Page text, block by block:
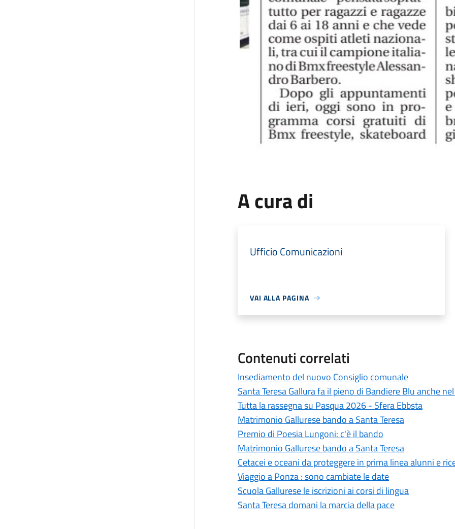
A cura di
Ufficio Comunicazioni
VAI ALLA PAGINA
Contenuti correlati
Insediamento del nuovo Consiglio comunale
Santa Teresa Gallura fa il pieno di Bandiere Blu anche
Tutta la rassegna su Pasqua 2026 - Sfera Ebbsta
Matrimonio Gallurese bando a Santa Teresa
Premio di Poesia Lungoni: c'è il bando
Matrimonio Gallurese bando a Santa Teresa
Cetacei e oceani da proteggere in prima linea alunni e
Viaggio a Ponza : sono cambiate le date
Scuola Gallurese le iscrizioni ai corsi di lingua
Santa Teresa domani la marcia della pace